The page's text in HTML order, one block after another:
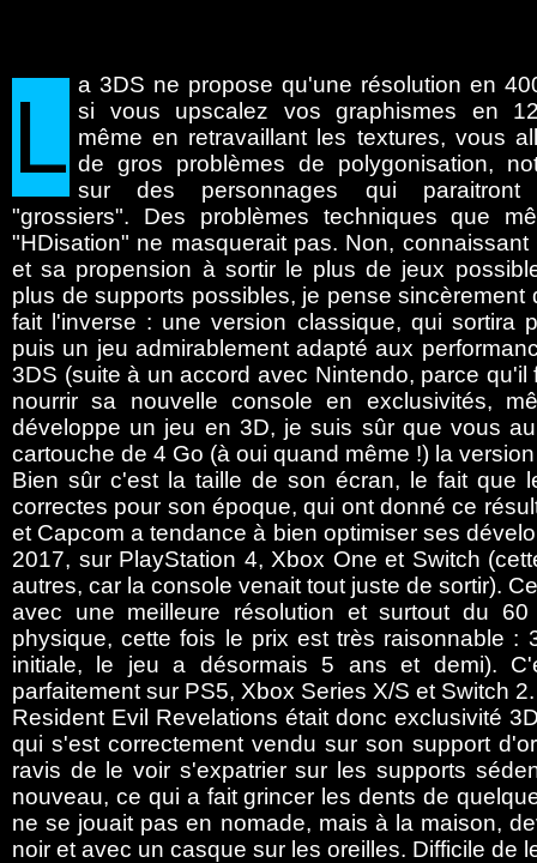
L a 3DS ne propose qu'une résolution en
si vous upscalez vos graphismes en
même en retravaillant les textures, vous
de gros problèmes de polygonisation,
sur des personnages qui paraitront
"grossiers". Des problèmes techniques que
"HDisation" ne masquerait pas. Non, connaissant
et sa propension à sortir le plus de jeux
plus de supports possibles, je pense sincèrement
fait l'inverse : une version classique, qui sortira
puis un jeu admirablement adapté aux
3DS (suite à un accord avec Nintendo, parce qu'il
nourrir sa nouvelle console en exclusivités,
développe un jeu en 3D, je suis sûr que vous
cartouche de 4 Go (à oui quand même !) la
Bien sûr c'est la taille de son écran, le fait que
correctes pour son époque, qui ont donné ce
et Capcom a tendance à bien optimiser ses
2017, sur PlayStation 4, Xbox One et Switch
autres, car la console venait tout juste de sortir).
avec une meilleure résolution et surtout du
physique, cette fois le prix est très raisonnable
initiale, le jeu a désormais 5 ans et demi).
parfaitement sur PS5, Xbox Series X/S et Switch 2.
Resident Evil Revelations était donc exclusivité
qui s'est correctement vendu sur son support
ravis de le voir s'expatrier sur les supports
nouveau, ce qui a fait grincer les dents de
ne se jouait pas en nomade, mais à la maison,
noir et avec un casque sur les oreilles. Difficile de